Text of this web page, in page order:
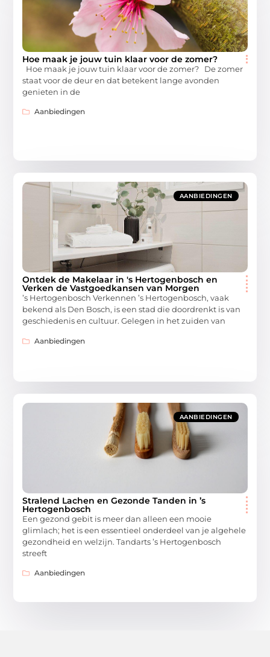
Hoe maak je jouw tuin klaar voor de zomer?
Hoe maak je jouw tuin klaar voor de zomer? De zomer
staat voor de deur en dat betekent lange avonden
genieten in de
Aanbiedingen
AANBIEDINGEN
Ontdek de Makelaar in 's Hertogenbosch en
Verken de Vastgoedkansen van Morgen
’s Hertogenbosch Verkennen ’s Hertogenbosch, vaak
bekend als Den Bosch, is een stad die doordrenkt is van
geschiedenis en cultuur. Gelegen in het zuiden van
Aanbiedingen
AANBIEDINGEN
Stralend Lachen en Gezonde Tanden in ’s
Hertogenbosch
Een gezond gebit is meer dan alleen een mooie
glimlach; het is een essentieel onderdeel van je algehele
gezondheid en welzijn. Tandarts ’s Hertogenbosch
streeft
Aanbiedingen